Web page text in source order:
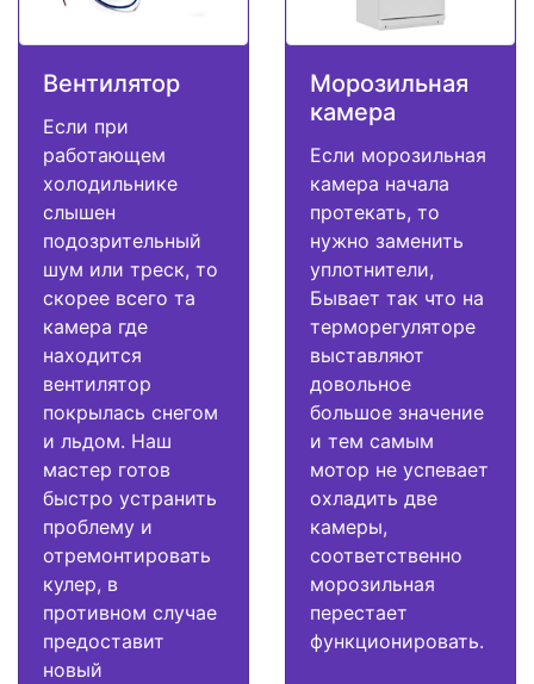
Вентилятор
Если при
работающем
холодильнике
слышен
подозрительный
шум или треск, то
скорее всего та
камера где
находится
вентилятор
покрылась снегом
и льдом. Наш
мастер готов
быстро устранить
проблему и
отремонтировать
кулер, в
противном случае
предоставит
новый
Морозильная
камера
Если морозильная
камера начала
протекать, то
нужно заменить
уплотнители,
Бывает так что на
терморегуляторе
выставляют
довольное
большое значение
и тем самым
мотор не успевает
охладить две
камеры,
соответственно
морозильная
перестает
функционировать.